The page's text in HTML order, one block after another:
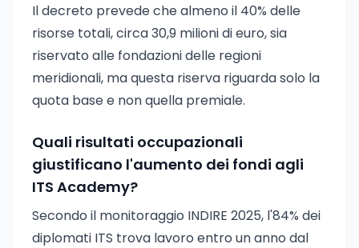
Il decreto prevede che almeno il 40% delle
risorse totali, circa 30,9 milioni di euro, sia
riservato alle fondazioni delle regioni
meridionali, ma questa riserva riguarda solo la
quota base e non quella premiale.
Quali risultati occupazionali
giustificano l'aumento dei fondi agli
ITS Academy?
Secondo il monitoraggio INDIRE 2025, l'84% dei
diplomati ITS trova lavoro entro un anno dal